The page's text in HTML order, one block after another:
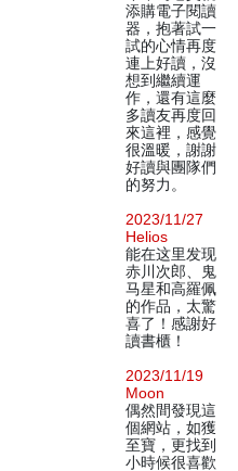
添購電子閱讀
器，抱著試一
試的心情再度
連上好讀，沒
想到繼續運
作，還有這麼
多讀友再度回
來這裡，感覺
很溫暖，謝謝
好讀與團隊們
的努力。
2023/11/27
Helios
能在这里发现
赤川次郎、鬼
马星和高羅佩
的作品，太驚
喜了！感謝好
讀書櫃！
2023/11/19
Moon
偶然間發現這
個網站，如獲
至寶，更找到
小時候很喜歡